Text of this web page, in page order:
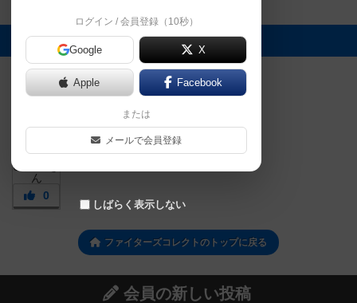
トップに表示される画像
USAPA
0
ファイターズコレクトのトップに戻る
会員の新しい投稿
ログイン / 会員登録（10秒）
Google X
Apple Facebook
または
メールで会員登録
しばらく表示しない